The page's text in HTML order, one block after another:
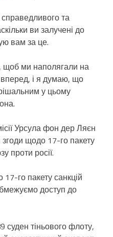
та
ви залучені до
вам за це.
щоб ми наполягали на
і я думаю, що
у цьому
Урсула фон дер Ляєн
щодо 17-го пакету
проти росії.
го пакету санкцій
доступ до
суден тіньового флоту,